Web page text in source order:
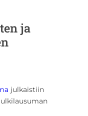
ja
julkaistiin